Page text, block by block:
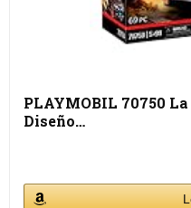
PLAYMOBIL 70750
Diseño…